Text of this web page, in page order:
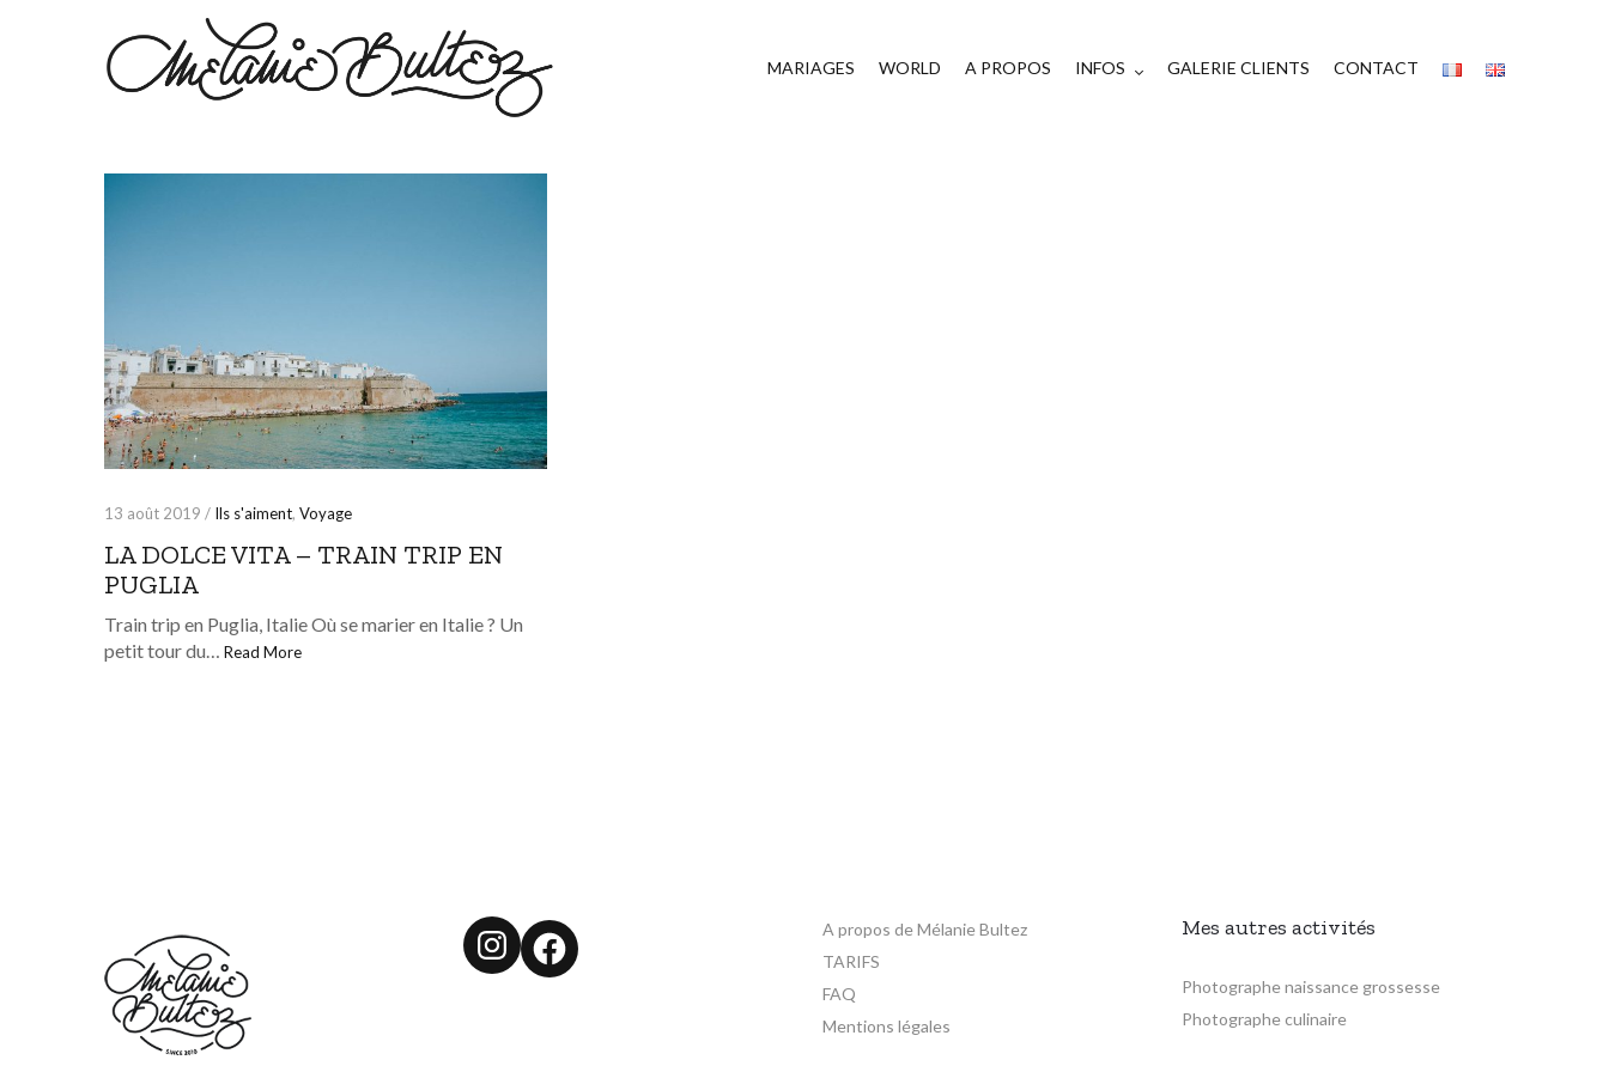
MARIAGES WORLD A PROPOS INFOS GALERIE CLIENTS CONTACT
13 août 2019 / Ils s'aiment, Voyage
LA DOLCE VITA – TRAIN TRIP EN
PUGLIA
Train trip en Puglia, Italie Où se marier en Italie ? Un
petit tour du… Read More
Instagram
Facebook
A propos de Mélanie Bultez
TARIFS
FAQ
Mentions légales
Mes autres activités
Photographe naissance grossesse
Photographe culinaire